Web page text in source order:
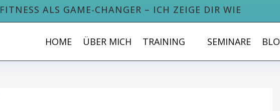
FITNESS ALS GAME-CHANGER – ICH ZEIGE DIR WIE
HOME ÜBER MICH TRAINING SEMINARE